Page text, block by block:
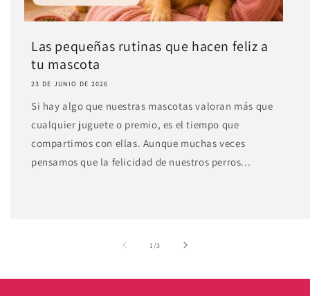
Las pequeñas rutinas que hacen feliz a
tu mascota
23 DE JUNIO DE 2026
Si hay algo que nuestras mascotas valoran más que
cualquier juguete o premio, es el tiempo que
compartimos con ellas. Aunque muchas veces
pensamos que la felicidad de nuestros perros...
1/de
3